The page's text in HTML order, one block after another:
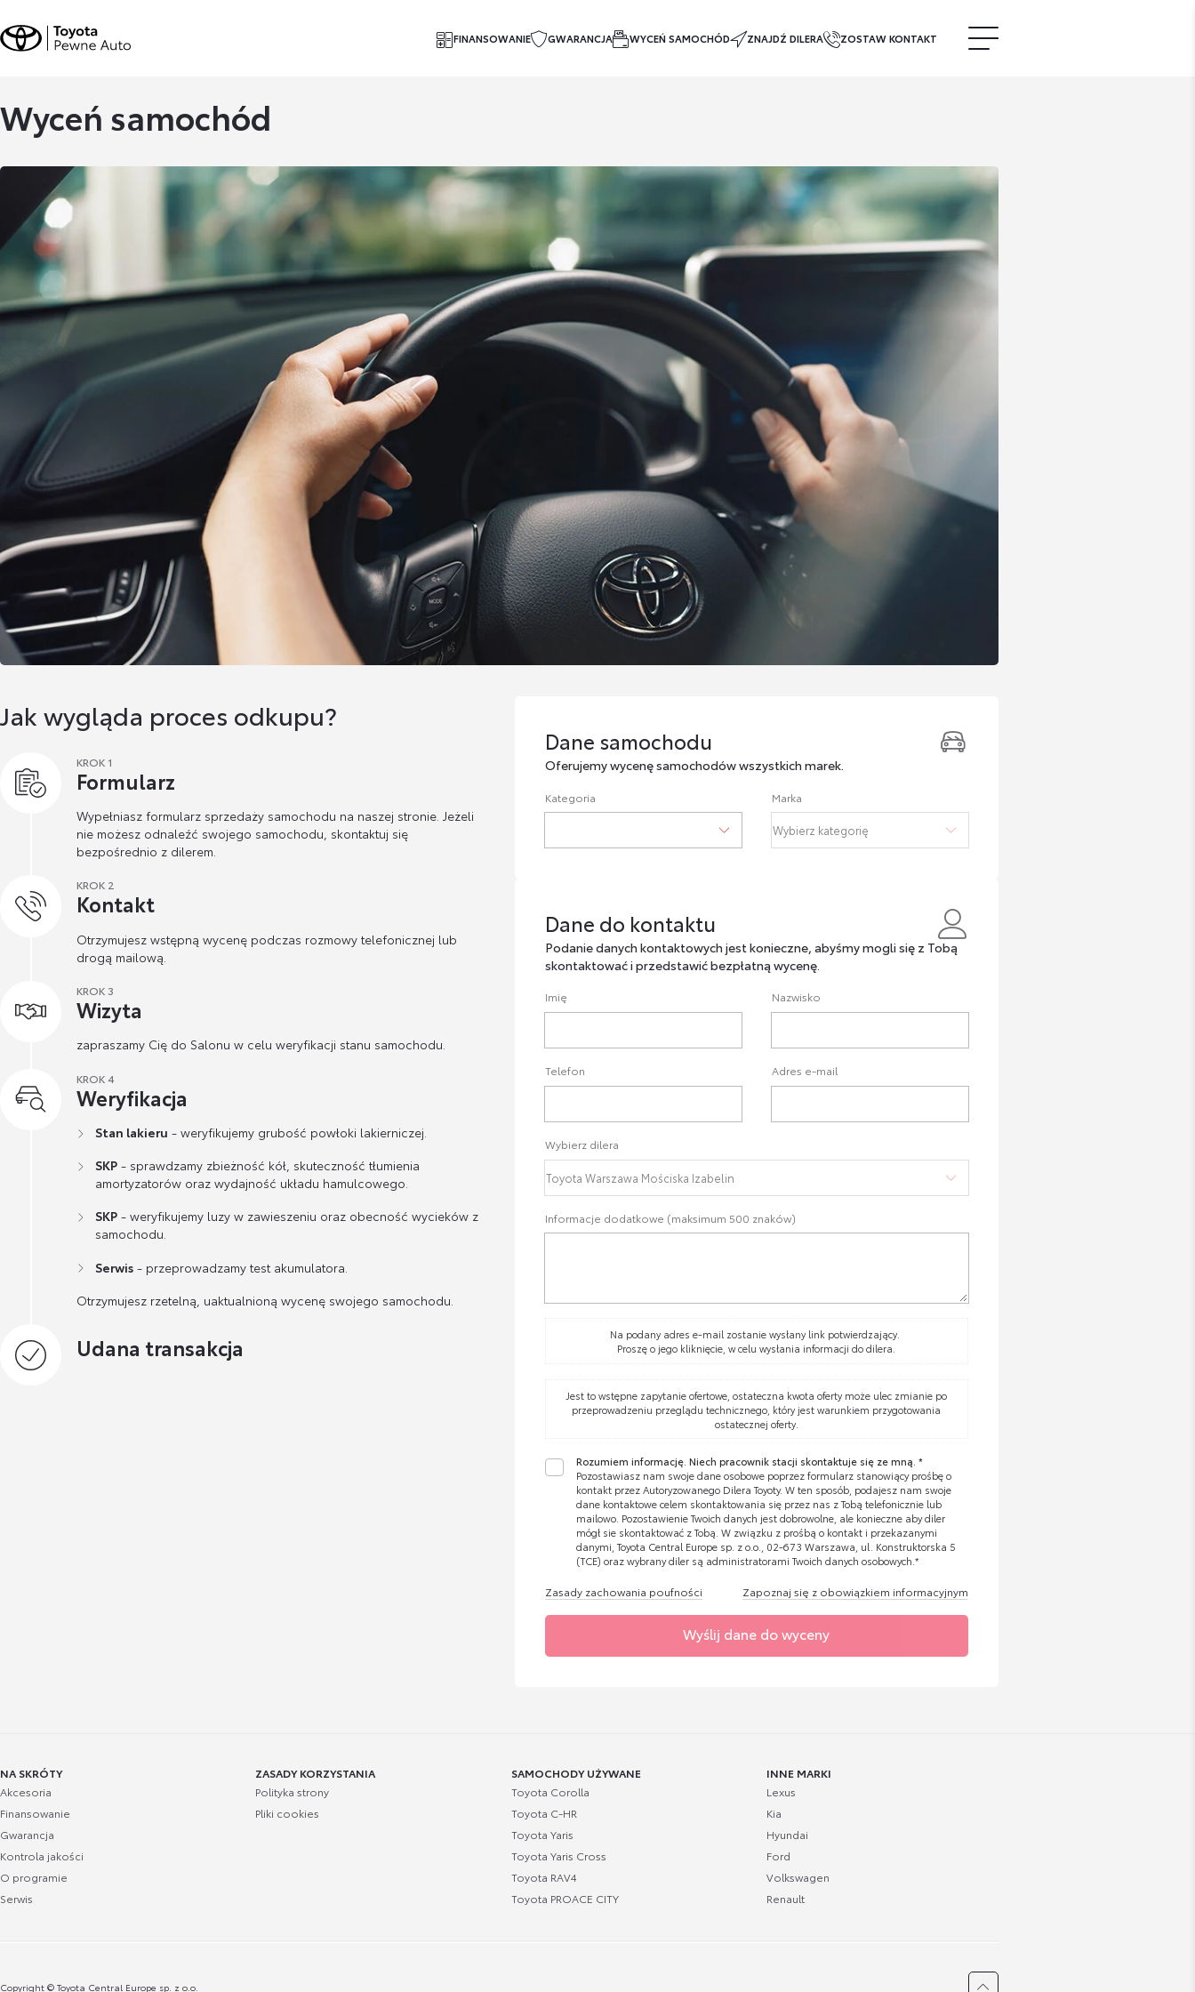
FINANSOWANIE GWARANCJA WYCEŃ SAMOCHÓD ZNAJDŹ DILERA ZOSTAW KONTAKT
Wyceń samochód
Jak wygląda proces odkupu?
KROK 1
Formularz
Wypełniasz formularz sprzedaży samochodu na naszej stronie. Jeżeli
nie możesz odnaleźć swojego samochodu, skontaktuj się
bezpośrednio z dilerem.
KROK 2
Kontakt
Otrzymujesz wstępną wycenę podczas rozmowy telefonicznej lub
drogą mailową.
KROK 3
Wizyta
zapraszamy Cię do Salonu w celu weryfikacji stanu samochodu.
KROK 4
Weryfikacja
Stan lakieru - weryfikujemy grubość powłoki lakierniczej.
SKP - sprawdzamy zbieżność kół, skuteczność tłumienia
amortyzatorów oraz wydajność układu hamulcowego.
SKP - weryfikujemy luzy w zawieszeniu oraz obecność wycieków z
samochodu.
Serwis - przeprowadzamy test akumulatora.
Otrzymujesz rzetelną, uaktualnioną wycenę swojego samochodu.
Udana transakcja
Dane samochodu
Dane samochodu
Oferujemy wycenę samochodów wszystkich marek.
Kategoria Marka
Dane do kontaktu
Dane do kontaktu
Podanie danych kontaktowych jest konieczne, abyśmy mogli się z Tobą
skontaktować i przedstawić bezpłatną wycenę.
Imię Nazwisko
Telefon Adres e-mail
Wybierz dilera
Informacje dodatkowe (maksimum 500 znaków)
Na podany adres e-mail zostanie wysłany link potwierdzający.
Proszę o jego kliknięcie, w celu wysłania informacji do dilera.
Jest to wstępne zapytanie ofertowe, ostateczna kwota oferty może ulec zmianie po
przeprowadzeniu przeglądu technicznego, który jest warunkiem przygotowania
ostatecznej oferty.
Rozumiem informację. Niech pracownik stacji skontaktuje się ze mną. *
Pozostawiasz nam swoje dane osobowe poprzez formularz stanowiący prośbę o
kontakt przez Autoryzowanego Dilera Toyoty. W ten sposób, podajesz nam swoje
dane kontaktowe celem skontaktowania się przez nas z Tobą telefonicznie lub
mailowo. Pozostawienie Twoich danych jest dobrowolne, ale konieczne aby diler
mógł sie skontaktować z Tobą. W związku z prośbą o kontakt i przekazanymi
danymi, Toyota Central Europe sp. z o.o., 02-673 Warszawa, ul. Konstruktorska 5
(TCE) oraz wybrany diler są administratorami Twoich danych osobowych.*
Zasady zachowania poufności Zapoznaj się z obowiązkiem informacyjnym
Wyślij dane do wyceny
NA SKRÓTY
Akcesoria
Finansowanie
Gwarancja
Kontrola jakości
O programie
Serwis
ZASADY KORZYSTANIA
Polityka strony
Pliki cookies
SAMOCHODY UŻYWANE
Toyota Corolla
Toyota C-HR
Toyota Yaris
Toyota Yaris Cross
Toyota RAV4
Toyota PROACE CITY
INNE MARKI
Lexus
Kia
Hyundai
Ford
Volkswagen
Renault
Copyright © Toyota Central Europe sp. z o.o.